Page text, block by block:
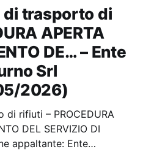
di trasporto di
APERTA
DE… – Ente
Srl
2026)
rifiuti – PROCEDURA
DEL SERVIZIO DI
appaltante: Ente